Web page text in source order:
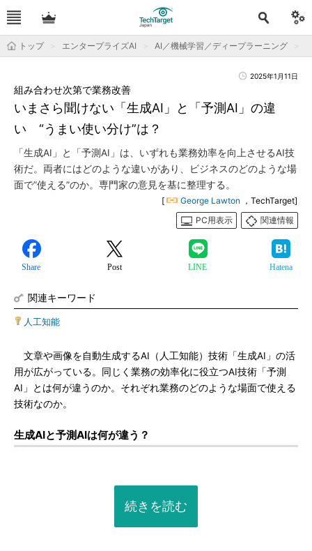
トップ エンタープライズAI AI／機械学習／ディープラーニング
2025年1月11日
いまさら聞けない「生成AI」と「予測AI」の違
い “うまい使い分け”は？
組み合わせ次第で業務改善
「生成AI」と「予測AI」は、いずれも業務効率を向上させるAI技
術だ。両者にはどのような違いがあり、ビジネスのどのような場
面で”使える”のか。専門家の意見を基に整理する。
[ George Lawton ，TechTarget]
PC用表示
関連情報
Share Post LINE Hatena
関連キーワード
人工知能
文章や画像を自動生成するAI（人工知能）技術「生成AI」の活
用が広がっている。同じく業務の効率化に役立つAI技術「予測
AI」とは何が違うのか。それぞれ業務のどのような場面で使える
技術なのか。
生成AIと予測AIは何が違う？
続きを読む